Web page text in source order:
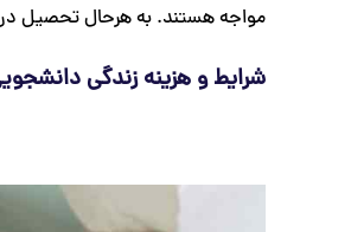
مواجه هستند. به هرحال تحصیل در
شرایط و هزینه زندگی